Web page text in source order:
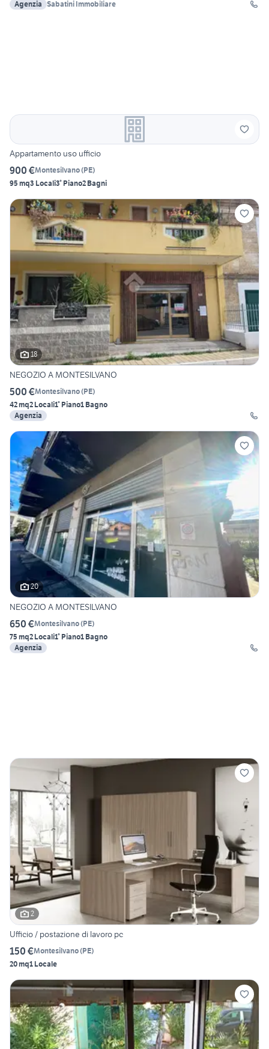
Agenzia Sabatini Immobiliare
Appartamento uso ufficio
900 €Montesilvano(PE)
95 mq3 Locali3° Piano2 Bagni
18
NEGOZIO A MONTESILVANO
500 €Montesilvano(PE)
42 mq2 Locali1° Piano1 Bagno
Agenzia
20
NEGOZIO A MONTESILVANO
650 €Montesilvano(PE)
75 mq2 Locali1° Piano1 Bagno
Agenzia
2
Ufficio / postazione di lavoro pc
150 €Montesilvano(PE)
20 mq1 Locale